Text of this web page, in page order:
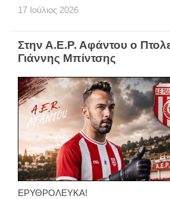
17 Ιούλιος 2026
Στην Α.Ε.Ρ. Αφάντου ο
Γιάννης Μπίντσης
ΕΡΥΘΡΟΛΕΥΚΑ!